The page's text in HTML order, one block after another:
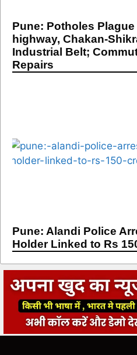
Pune: Potholes
highway, Chakan-
Industrial Belt;
Repairs
Pune: Alandi Police
Holder Linked to Rs